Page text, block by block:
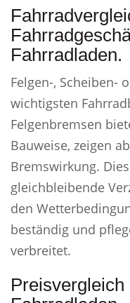
Fahrradladen.
Felgen-, Scheiben-
wichtigsten
Felgenbremsen
Bauweise, zeigen
Bremswirkung.
gleichbleibende
den
beständig und
verbreitet.